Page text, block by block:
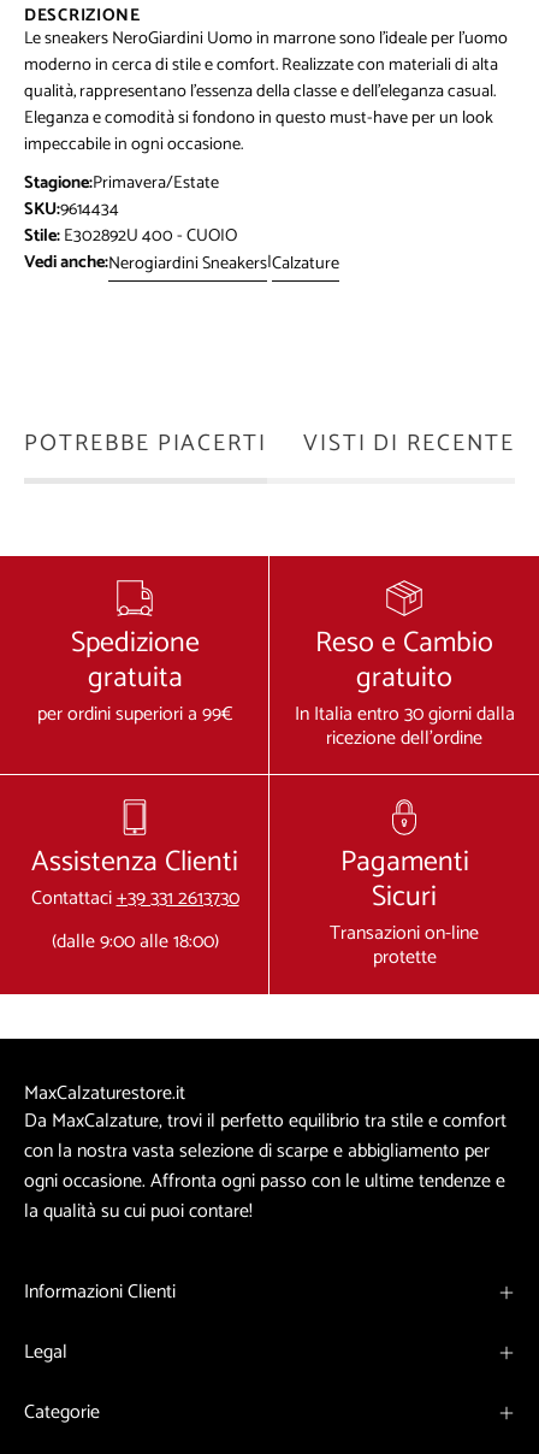
DESCRIZIONE
Le sneakers NeroGiardini Uomo in marrone sono l'ideale per l'uomo
moderno in cerca di stile e comfort. Realizzate con materiali di alta
qualità, rappresentano l'essenza della classe e dell'eleganza casual.
Eleganza e comodità si fondono in questo must-have per un look
impeccabile in ogni occasione.
Stagione:Primavera/Estate
SKU:9614434
Stile:E302892U 400 - CUOIO
Vedi anche:Nerogiardini Sneakers|Calzature
POTREBBE PIACERTI VISTI DI RECENTE
Spedizione
gratuita
per ordini superiori a 99€
Reso e Cambio
gratuito
In Italia entro 30 giorni dalla
ricezione dell'ordine
Assistenza Clienti
Contattaci+39 331 2613730
(dalle 9:00 alle 18:00)
Pagamenti
Sicuri
Transazioni on-line
protette
MaxCalzaturestore.it
Da MaxCalzature, trovi il perfetto equilibrio tra stile e comfort
con la nostra vasta selezione di scarpe e abbigliamento per
ogni occasione. Affronta ogni passo con le ultime tendenze e
la qualità su cui puoi contare!
Informazioni Clienti
Legal
Categorie